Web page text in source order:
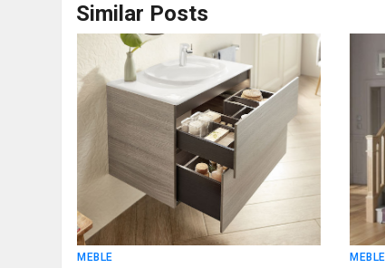
Similar Posts
MEBLE MEBLE